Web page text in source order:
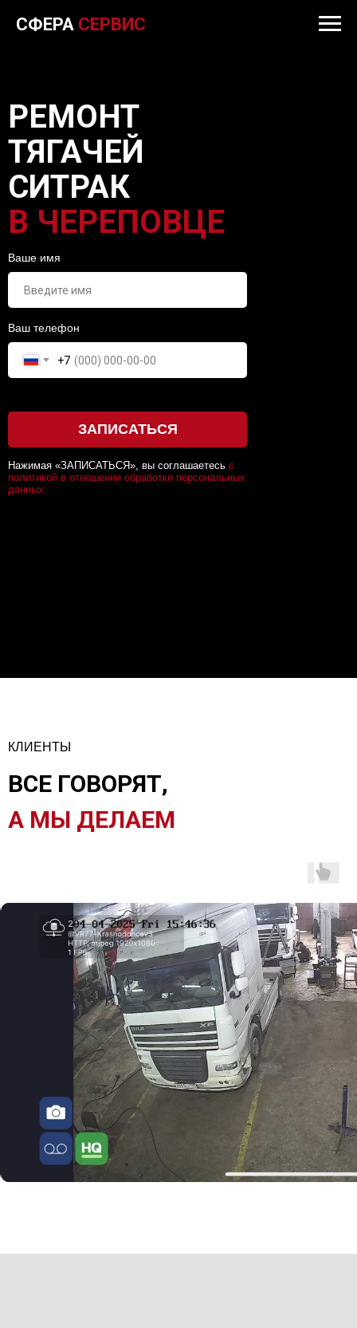
СФЕРА СЕРВИС
РЕМОНТ
ТЯГАЧЕЙ
СИТРАК
В ЧЕРЕПОВЦЕ
Ваше имя
Ваш телефон
+7
ЗАПИСАТЬСЯ
Нажимая «ЗАПИСАТЬСЯ», вы соглашаетесь с
политикой в отношении обработки персональных
данных.
КЛИЕНТЫ
А МЫ ДЕЛАЕМ
ВСЕ ГОВОРЯТ,